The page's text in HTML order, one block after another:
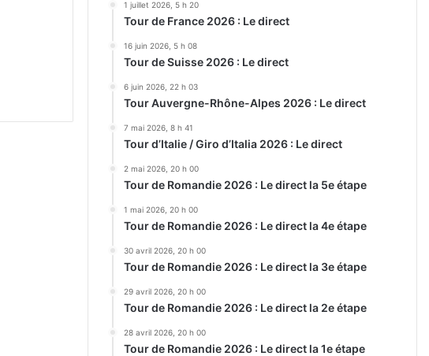
1 juillet 2026, 5 h 20
Tour de France 2026 : Le direct
16 juin 2026, 5 h 08
Tour de Suisse 2026 : Le direct
6 juin 2026, 22 h 03
Tour Auvergne-Rhône-Alpes 2026 : Le direct
7 mai 2026, 8 h 41
Tour d’Italie / Giro d’Italia 2026 : Le direct
2 mai 2026, 20 h 00
Tour de Romandie 2026 : Le direct la 5e étape
1 mai 2026, 20 h 00
Tour de Romandie 2026 : Le direct la 4e étape
30 avril 2026, 20 h 00
Tour de Romandie 2026 : Le direct la 3e étape
29 avril 2026, 20 h 00
Tour de Romandie 2026 : Le direct la 2e étape
28 avril 2026, 20 h 00
Tour de Romandie 2026 : Le direct la 1e étape